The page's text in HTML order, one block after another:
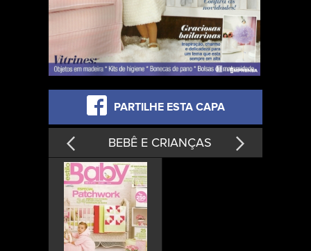
PARTILHE ESTA CAPA
BEBÊ E CRIANÇAS